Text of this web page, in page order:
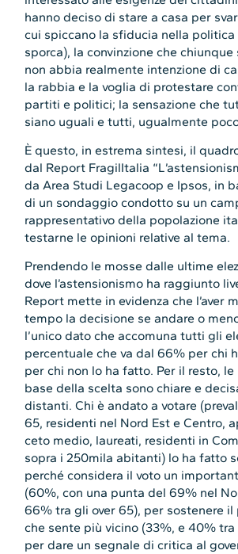
hanno deciso di stare a casa per
cui spiccano la sfiducia nella
sporca), la convinzione che
non abbia realmente intenzione di
la rabbia e la voglia di protestare
partiti e politici; la sensazione che
siano uguali e tutti, ugualmente
È questo, in estrema sintesi, il
dal Report FragilItalia
da Area Studi Legacoop e Ipsos, in
di un sondaggio condotto su un
rappresentativo della popolazione
testarne le opinioni relative al tema.
Prendendo le mosse dalle ultime
dove l’astensionismo ha raggiunto
Report mette in evidenza che l’aver
tempo la decisione se andare o
l’unico dato che accomuna tutti gli
percentuale che va dal 66% per chi
per chi non lo ha fatto. Per il resto,
base della scelta sono chiare e
distanti. Chi è andato a votare
65, residenti nel Nord Est e Centro,
ceto medio, laureati, residenti in
sopra i 250mila abitanti) lo ha fatto
perché considera il voto un
(60%, con una punta del 69% nel
66% tra gli over 65), per sostenere
che sente più vicino (33%, e 40% tra
per dare un segnale di critica al